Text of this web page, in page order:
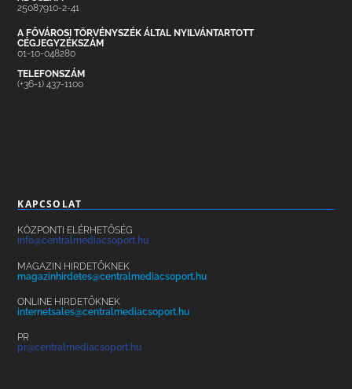
25087910-2-41
A FŐVÁROSI TÖRVÉNYSZÉK ÁLTAL NYILVÁNTARTOTT
CÉGJEGYZÉKSZÁM
01-10-048280
TELEFONSZÁM
(+36-1) 437-1100
KAPCSOLAT
KÖZPONTI ELÉRHETŐSÉG
info@centralmediacsoport.hu
MAGAZIN HIRDETŐKNEK
magazinhirdetes@centralmediacsoport.hu
ONLINE HIRDETŐKNEK
internetsales@centralmediacsoport.hu
PR
pr@centralmediacsoport.hu